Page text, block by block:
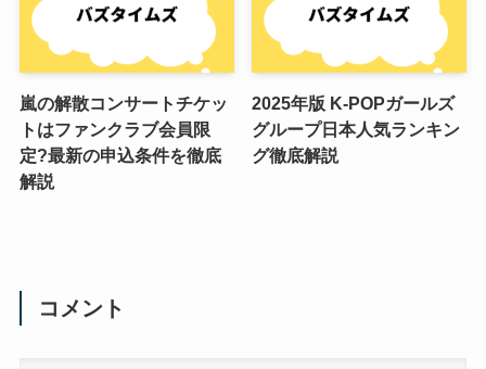
嵐の解散コンサートチケッ
トはファンクラブ会員限
定?最新の申込条件を徹底
解説
2025年版 K-POPガールズ
グループ日本人気ランキン
グ徹底解説
コメント